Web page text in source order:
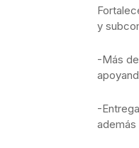
y
-Más
-
además